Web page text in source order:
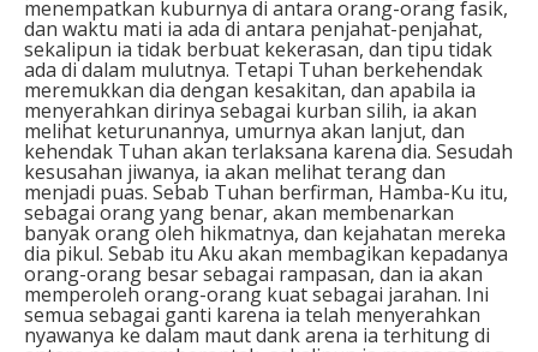
menempatkan kuburnya di antara orang-orang fasik,
dan waktu mati ia ada di antara penjahat-penjahat,
sekalipun ia tidak berbuat kekerasan, dan tipu tidak
ada di dalam mulutnya. Tetapi Tuhan berkehendak
meremukkan dia dengan kesakitan, dan apabila ia
menyerahkan dirinya sebagai kurban silih, ia akan
melihat keturunannya, umurnya akan lanjut, dan
kehendak Tuhan akan terlaksana karena dia. Sesudah
kesusahan jiwanya, ia akan melihat terang dan
menjadi puas. Sebab Tuhan berfirman, Hamba-Ku itu,
sebagai orang yang benar, akan membenarkan
banyak orang oleh hikmatnya, dan kejahatan mereka
dia pikul. Sebab itu Aku akan membagikan kepadanya
orang-orang besar sebagai rampasan, dan ia akan
memperoleh orang-orang kuat sebagai jarahan. Ini
semua sebagai ganti karena ia telah menyerahkan
nyawanya ke dalam maut dank arena ia terhitung di